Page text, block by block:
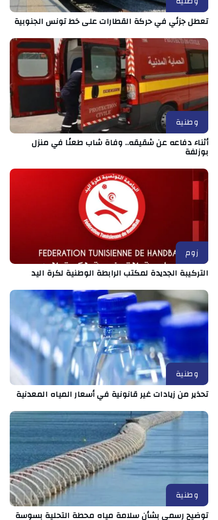
تعطل جزئي في حركة القطارات على خط تونس الجنوبية
وطنية
أثناء دفاعه عن شقيقه.. وفاة شاب طعنًا في منزل
بوزلفة
زوم
التركيبة الجديدة لمكتب الرابطة الوطنية لكرة اليد
وطنية
تحذير من زيادات غير قانونية في أسعار المياه المعدنية
وطنية
توضيح رسمي بشأن سلامة مياه محطة التحلية بسوسة